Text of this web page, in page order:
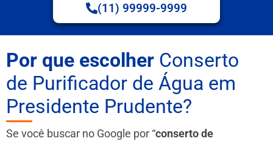
(11) 99999-9999
Por que escolher Conserto
de Purificador de Água em
Presidente Prudente?
Se você buscar no Google por “conserto de